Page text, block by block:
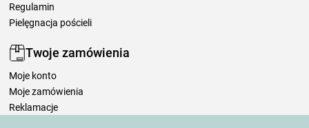
Regulamin
Pielęgnacja pościeli
Twoje zamówienia
Moje konto
Moje zamówienia
Reklamacje